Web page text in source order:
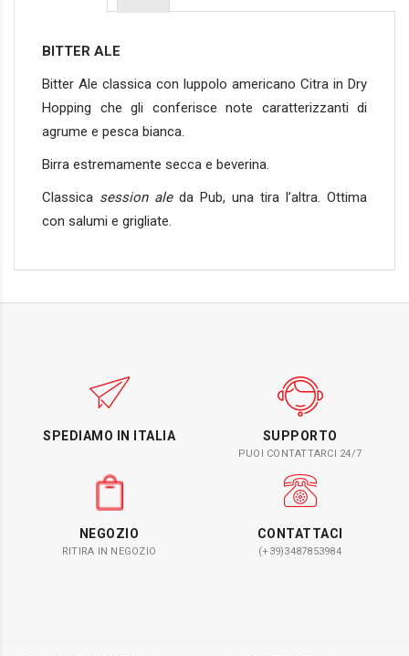
BITTER ALE
Bitter Ale classica con luppolo americano Citra in Dry
Hopping che gli conferisce note caratterizzanti di
agrume e pesca bianca.
Birra estremamente secca e beverina.
Classica session aleda Pub, una tira l’altra. Ottima
con salumi e grigliate.
SPEDIAMO IN ITALIA SUPPORTO
PUOI CONTATTARCI 24/7
NEGOZIO
RITIRA IN NEGOZIO
CONTATTACI
(+39)3487853984